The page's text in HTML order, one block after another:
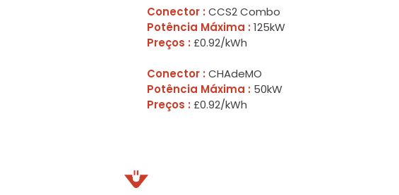
Conector : CCS2 Combo
Potência Máxima : 125kW
Preços : £0.92/kWh
Conector : CHAdeMO
Potência Máxima : 50kW
Preços : £0.92/kWh